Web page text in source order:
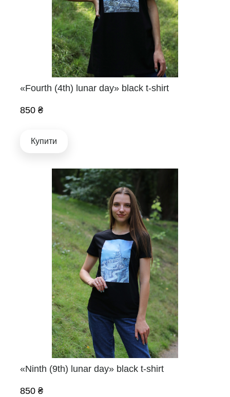
«Fourth (4th) lunar day» black t-shirt
850 ₴
Купити
«Ninth (9th) lunar day» black t-shirt
850 ₴